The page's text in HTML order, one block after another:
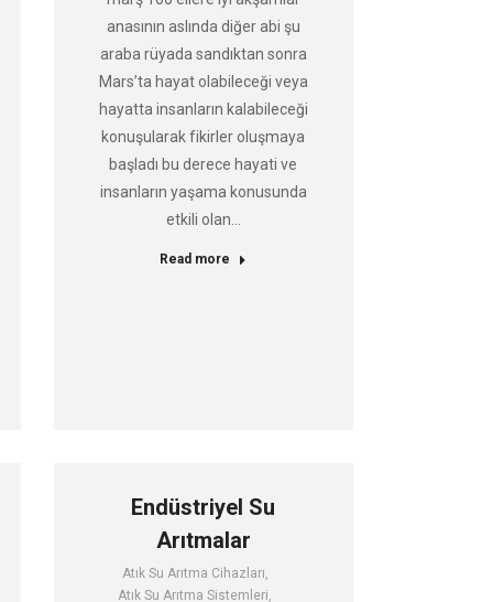
anasının aslında diğer abi şu
araba rüyada sandıktan sonra
Mars’ta hayat olabileceği veya
hayatta insanların kalabileceği
konuşularak fikirler oluşmaya
başladı bu derece hayati ve
insanların yaşama konusunda
etkili olan…
Read more
Endüstriyel Su
Arıtmalar
Atık Su Arıtma Cihazları,
Atık Su Arıtma Sistemleri,